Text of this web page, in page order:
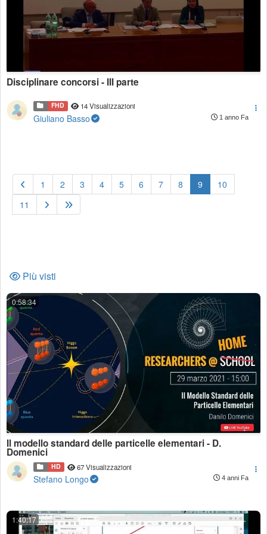
Disciplinare concorsi - III parte
FHD 14 Visualizzazioni
Giuliano Basso 1 anno Fa
1 2 3 4 5 6 7 8 9 (current)
10
11
Più visti
0:58:34
Il modello standard delle particelle elementari - D.
Domenici
HD 67 Visualizzazioni
Stefano Longo 4 anni Fa
1:40:17